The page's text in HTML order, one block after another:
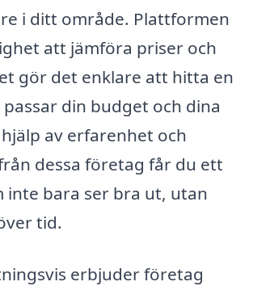
i ditt område. Plattformen
att jämföra priser och
gör det enklare att hitta en
din budget och dina
av erfarenhet och
dessa företag får du ett
inte bara ser bra ut, utan
tid.
erbjuder företag